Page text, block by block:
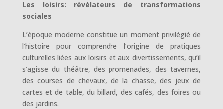
Les loisirs: révélateurs de transformations
sociales
L’époque moderne constitue un moment privilégié de
l’histoire pour comprendre l’origine de pratiques
culturelles liées aux loisirs et aux divertissements, qu’il
s’agisse du théâtre, des promenades, des tavernes,
des courses de chevaux, de la chasse, des jeux de
cartes et de table, du billard, des cafés, des foires ou
des jardins.